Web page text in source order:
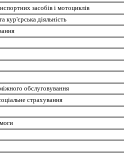
засобів і мотоциклів
кур'єрська діяльність
обслуговування
страхування